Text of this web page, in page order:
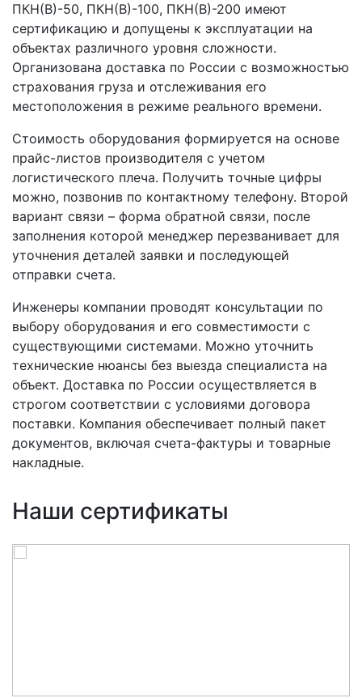
ПКН(В)-50, ПКН(В)-100, ПКН(В)-200 имеют
сертификацию и допущены к эксплуатации на
объектах различного уровня сложности.
Организована доставка по России с возможностью
страхования груза и отслеживания его
местоположения в режиме реального времени.
Стоимость оборудования формируется на основе
прайс-листов производителя с учетом
логистического плеча. Получить точные цифры
можно, позвонив по контактному телефону. Второй
вариант связи – форма обратной связи, после
заполнения которой менеджер перезванивает для
уточнения деталей заявки и последующей
отправки счета.
Инженеры компании проводят консультации по
выбору оборудования и его совместимости с
существующими системами. Можно уточнить
технические нюансы без выезда специалиста на
объект. Доставка по России осуществляется в
строгом соответствии с условиями договора
поставки. Компания обеспечивает полный пакет
документов, включая счета-фактуры и товарные
накладные.
Наши сертификаты